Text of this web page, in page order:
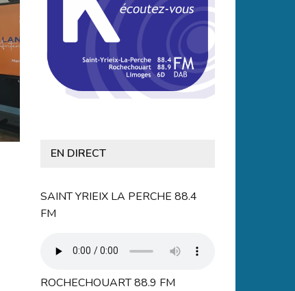
EN DIRECT
SAINT YRIEIX LA PERCHE 88.4
FM
ROCHECHOUART 88.9 FM